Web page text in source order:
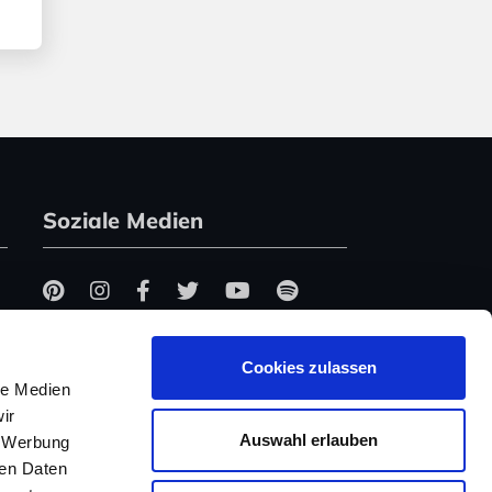
Medien
Daten
Cookies zulassen
Auswahl erlauben
Soziale Medien